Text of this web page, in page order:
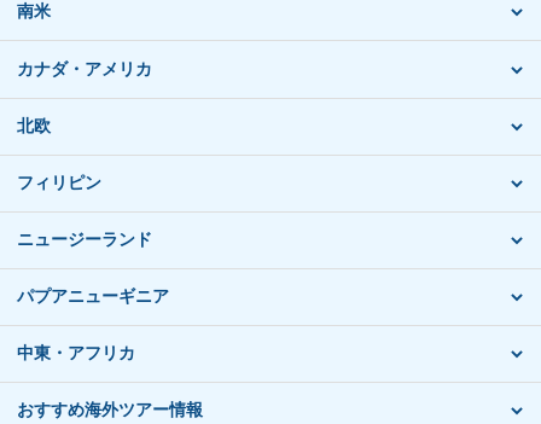
南米
カナダ・アメリカ
北欧
フィリピン
ニュージーランド
パプアニューギニア
中東・アフリカ
おすすめ海外ツアー情報